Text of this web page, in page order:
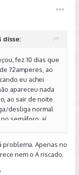
disse:
fez 10 dias que
72amperes, ao
eu achei
apareceu nada
ao sair de noite
desliga normal
semáforo, aí
se estivesse
não apareceu
, parece que
no semáforo
problema. Apenas no
nem o A riscado.